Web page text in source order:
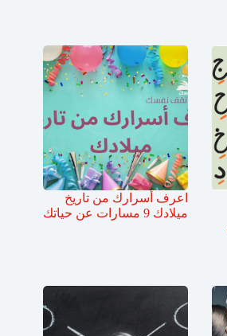
اعرف أسرارك من تاريخ
ميلادك 9 مسارات عن حياتك